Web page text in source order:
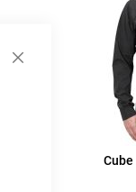
Schließen